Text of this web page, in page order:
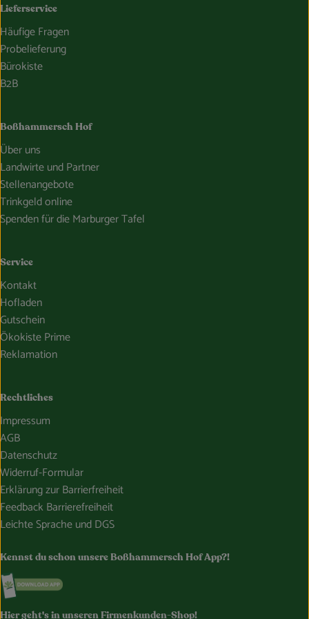
Lieferservice
Häufige Fragen
Probelieferung
Bürokiste
B2B
Boßhammersch Hof
Über uns
Landwirte und Partner
Stellenangebote
Trinkgeld online
Spenden für die Marburger Tafel
Service
Kontakt
Hofladen
Gutschein
Ökokiste Prime
Reklamation
Rechtliches
Impressum
AGB
Datenschutz
Widerruf-Formular
Erklärung zur Barrierfreiheit
Feedback Barrierefreiheit
Leichte Sprache und DGS
Kennst du schon unsere Boßhammersch Hof App?!
Externer Link zu https://www.bosshammersch-
Hier geht's in unseren Firmenkunden-Shop!